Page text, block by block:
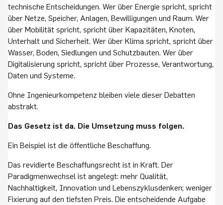
technische Entscheidungen. Wer über Energie spricht, spricht
über Netze, Speicher, Anlagen, Bewilligungen und Raum. Wer
über Mobilität spricht, spricht über Kapazitäten, Knoten,
Unterhalt und Sicherheit. Wer über Klima spricht, spricht über
Wasser, Boden, Siedlungen und Schutzbauten. Wer über
Digitalisierung spricht, spricht über Prozesse, Verantwortung,
Daten und Systeme.
Ohne Ingenieurkompetenz bleiben viele dieser Debatten
abstrakt.
Das Gesetz ist da. Die Umsetzung muss folgen.
Ein Beispiel ist die öffentliche Beschaffung.
Das revidierte Beschaffungsrecht ist in Kraft. Der
Paradigmenwechsel ist angelegt: mehr Qualität,
Nachhaltigkeit, Innovation und Lebenszyklusdenken; weniger
Fixierung auf den tiefsten Preis. Die entscheidende Aufgabe